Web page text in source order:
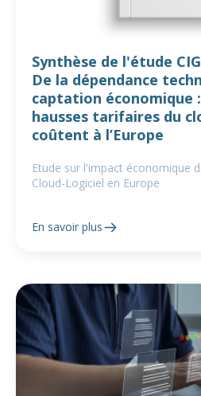
Synthèse de l'étude
De la dépendance
captation économique
hausses tarifaires du
coûtent à l’Europe
Etude sur l'impact économique
Cloud-Logiciel en Europe
En savoir plus